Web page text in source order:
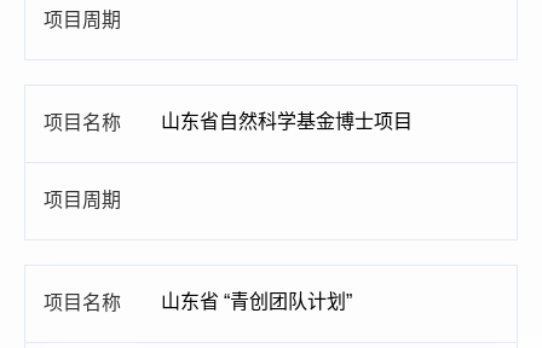
山东省自然科学基金博士项目
山东省 “青创团队计划”